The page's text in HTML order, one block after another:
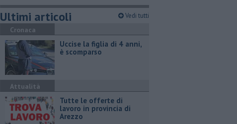
Ultimi articoli Vedi tutti
Cronaca
Uccise la figlia di 4 anni,
è scomparso
Attualità
​Tutte le offerte di
lavoro in provincia di
Arezzo